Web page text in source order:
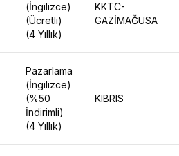
(İngilizce)
(Ücretli)
(4 Yıllık)
KKTC-
GAZİMAĞUSA
Pazarlama
(İngilizce)
(%50
İndirimli)
(4 Yıllık)
KIBRIS